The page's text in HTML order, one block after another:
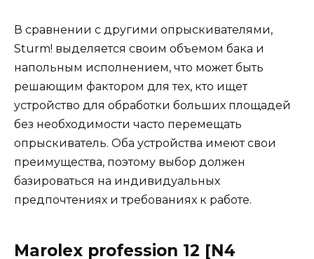
В сравнении с другими опрыскивателями,
Sturm! выделяется своим объемом бака и
напольным исполнением, что может быть
решающим фактором для тех, кто ищет
устройство для обработки больших площадей
без необходимости часто перемещать
опрыскиватель. Оба устройства имеют свои
преимущества, поэтому выбор должен
базироваться на индивидуальных
предпочтениях и требованиях к работе​​​​.
Marolex profession 12 [N4